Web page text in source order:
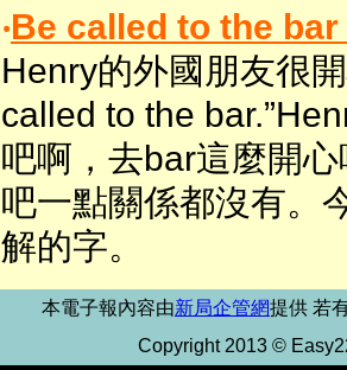
‧Be called to the bar
Henry的外國朋友很
called to the
吧啊，去bar這麼開
吧一點關係都沒有。
解的字。
本電子報內容由新局企管網提供 若
Copyright 2013 ©